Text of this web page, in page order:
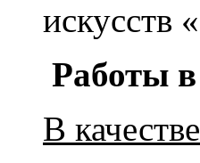
искусств
Работы в
В